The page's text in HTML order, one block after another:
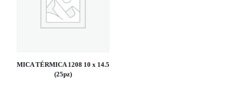
MICA TÉRMICA 1208 10 x 14.5
(25pz)